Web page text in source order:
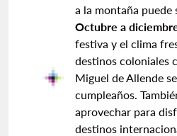
a la montaña puede
Octubre a
festiva y el clima
destinos coloniales
Miguel de Allende
cumpleaños.
aprovechar para
destinos